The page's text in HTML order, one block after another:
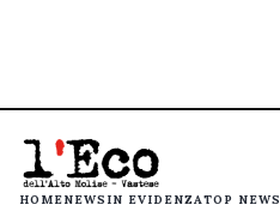
HOMENEWS IN EVIDENZATOP NEWS